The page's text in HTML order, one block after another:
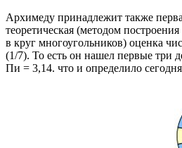
Архимеду принадлежит также
теоретическая (методом
в круг многоугольников) оценка
(1/7). То есть он нашел первые три
Пи = 3,14. что и определило